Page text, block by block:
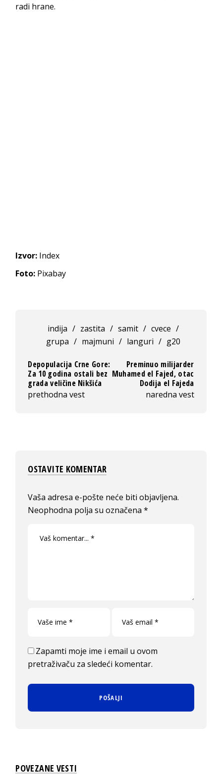
radi hrane.
Izvor: Index
Foto: Pixabay
indija / zastita / samit / cvece /
grupa / majmuni / languri / g20
Depopulacija Crne Gore:
Za 10 godina ostali bez
grada veličine Nikšića
prethodna vest
Preminuo milijarder
Muhamed el Fajed, otac
Dodija el Fajeda
naredna vest
OSTAVITE KOMENTAR
Vaša adresa e-pošte neće biti objavljena.
Neophodna polja su označena*
Zapamti moje ime i email u ovom
pretraživaču za sledeći komentar.
POVEZANE VESTI